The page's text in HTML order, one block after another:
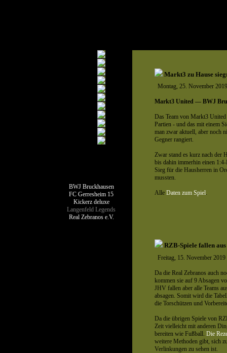
BWJ Bruckhausen
FC Gerresheim 15
Kickerz deluxe
Langenfeld Legends
Real Zebranos e.V.
Markt3 zu Hause
Montag, 25. November 2019
Markt3 United — BWJ
Das Team von Markt3 United
Partien - und das mit einem
man zwar aktuell, aber noch
Gegner rangiert.
Zwar stand es kurz nach der
bis dahin immerhin einen
Sieg für die Hausherren in
mussten.
Alle Daten zum Spiel.
RZB-Spiele fallen
Freitag, 15. November 2019
Da die Real Zebranos auch
kommen sie auf 9 Absagen
JHV fallen aber alle Teams
absagen. Somit wird die
die Torschützen und
Da die übrigen Spiele von
Zeit vielleicht mit anderen
bereiten wie Fußball. Die
weitere Methoden gibt, sich
Verlinkungen zu sehen ist.